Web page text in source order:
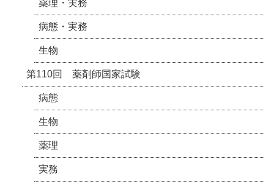
薬理・実務
病態・実務
生物
第110回 薬剤師国家試験
病態
生物
薬理
実務